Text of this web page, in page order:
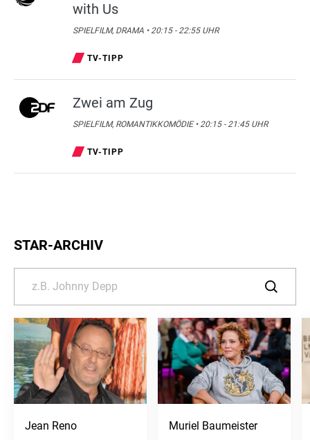
with Us
SPIELFILM, DRAMA • 20:15 - 22:55 UHR
TV-TIPP
Zwei am Zug
SPIELFILM, ROMANTIKKOMÖDIE • 20:15 - 21:45 UHR
TV-TIPP
STAR-ARCHIV
Jean Reno Muriel Baumeister